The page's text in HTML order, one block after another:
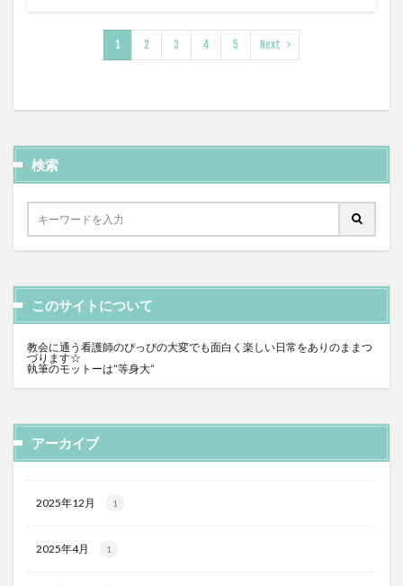
1 2 3 4 5 Next
検索
このサイトについて
教会に通う看護師のぴっぴの大変でも面白く楽しい日常をありのままつ
づります☆
執筆のモットーは”等身大”
アーカイブ
2025年12月 1
2025年4月 1